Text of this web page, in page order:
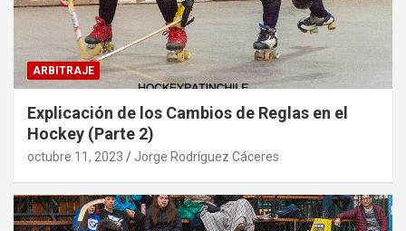
ARBITRAJE
Explicación de los Cambios de Reglas en el
Hockey (Parte 2)
octubre 11, 2023 Jorge Rodríguez Cáceres